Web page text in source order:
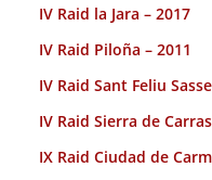
IV Raid la Jara – 2017
IV Raid Piloña – 2011
IV Raid Sant Feliu
IV Raid Sierra de
IX Raid Ciudad de